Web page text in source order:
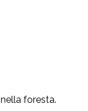
foresta.